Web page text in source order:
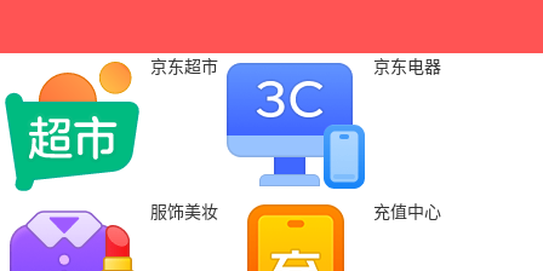
京东超市 京东电器
服饰美妆 充值中心